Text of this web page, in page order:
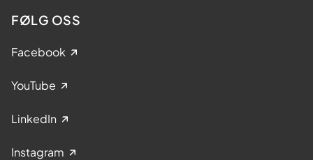
FØLG OSS
Facebook
YouTube
LinkedIn
Instagram